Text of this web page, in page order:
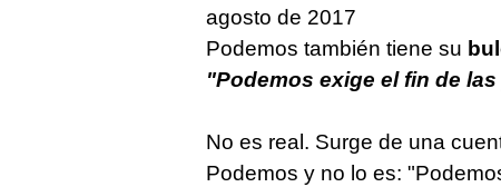
agosto de 2017
Podemos también tiene su
"Podemos exige el fin de
No es real. Surge de una
Podemos y no lo es: